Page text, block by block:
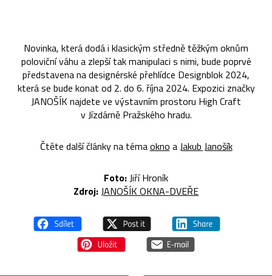
Novinka, která dodá i klasickým středně těžkým oknům
poloviční váhu a zlepší tak manipulaci s nimi, bude poprvé
představena na designérské přehlídce Designblok 2024,
která se bude konat od 2. do 6. října 2024. Expozici značky
JANOŠÍK najdete ve výstavním prostoru High Craft
v Jízdárně Pražského hradu.
Čtěte další články na témaokno aJakub Janošík
Foto:Jiří Hroník
Zdroj:JANOŠÍK OKNA-DVEŘE